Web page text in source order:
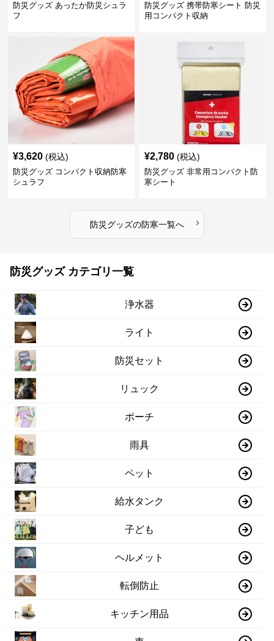
防災グッズ あったか防災シュラ
フ
防災グッズ 携帯防寒シート 防災
用コンパクト収納
¥3,620 (税込)
防災グッズ コンパクト収納防寒
シュラフ
¥2,780 (税込)
防災グッズ 非常用コンパクト防
寒シート
防災グッズの防寒一覧へ ›
防災グッズ カテゴリ一覧
浄水器
ライト
防災セット
リュック
ポーチ
雨具
ペット
給水タンク
子ども
ヘルメット
転倒防止
キッチン用品